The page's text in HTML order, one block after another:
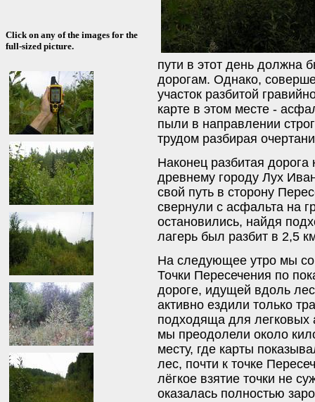
Click on any of the images for the
full-sized picture.
пути в этот день должна
дорогам. Однако,
участок разбитой
карте в этом месте -
пыли в направлении
трудом разбирая
Наконец разбитая
древнему городу Лух
свой путь в сторону
свернули с асфальта на
остановились, найдя
лагерь был разбит в 2,5
На следующее утро мы
Точки Пересечения по
дороге, идущей вдоль
активно ездили только
подходяща для легковых
мы преодолели около
месту, где карты
лес, почти к точке
лёгкое взятие точки не
оказалась полностью